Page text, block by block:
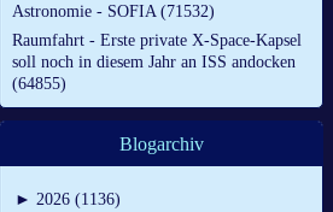
Astronomie - SOFIA (71532)
Raumfahrt - Erste private X-Space-Kapsel
soll noch in diesem Jahr an ISS andocken
(64855)
Blogarchiv
► 2026 (1136)